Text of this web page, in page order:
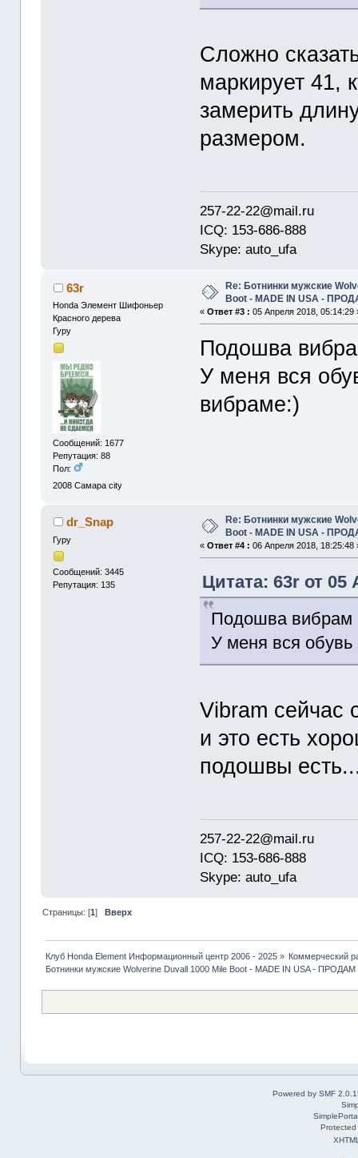
Сложно
маркирует 41,
замерить
размером.
257-22-22@mail.ru
ICQ: 153-686-888
Skype: auto_ufa
63r
Honda Элемент Шифоньер
Красного дерева
Гуру
Сообщений: 1677
Репутация: 88
Пол:
2008 Самара city
Re: Ботнинки мужские
Boot - MADE IN USA -
«Ответ #3 : 05 Апреля 2018, 05:14:29
Подошва
У меня вся
вибраме:)
dr_Snap
Гуру
Сообщений: 3445
Репутация: 135
Re: Ботнинки мужские
Boot - MADE IN USA -
«Ответ #4 : 06 Апреля 2018, 18:25:48
Цитата: 63r от 05
Подошва вибрам
У меня вся обувь
Vibram сейчас
и это есть
подошвы
257-22-22@mail.ru
ICQ: 153-686-888
Skype: auto_ufa
Страницы: [1] Вверх
Клуб Honda Element Информационный центр 2006 - 2025» Коммерческий
Ботнинки мужские Wolverine Duvall 1000 Mile Boot - MADE IN USA - ПРОДАМ
Powered by SMF